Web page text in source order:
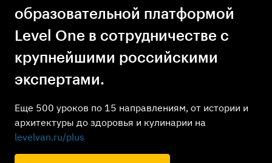
образовательной платформой
Level One в сотрудничестве с
крупнейшими российскими
экспертами.
Еще 500 уроков по 15 направлениям, от истории и
архитектуры до здоровья и кулинарии на
levelvan.ru/plus